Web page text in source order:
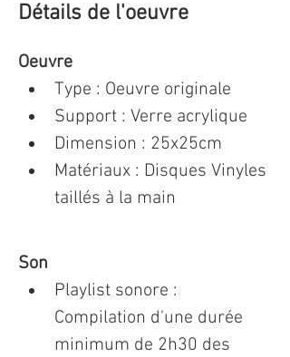
Détails de l'oeuvre
Oeuvre
Type : Oeuvre originale
Support : Verre acrylique
Dimension : 25x25cm
Matériaux : Disques Vinyles
taillés à la main
Son
Playlist sonore :
Compilation d'une durée
minimum de 2h30 des